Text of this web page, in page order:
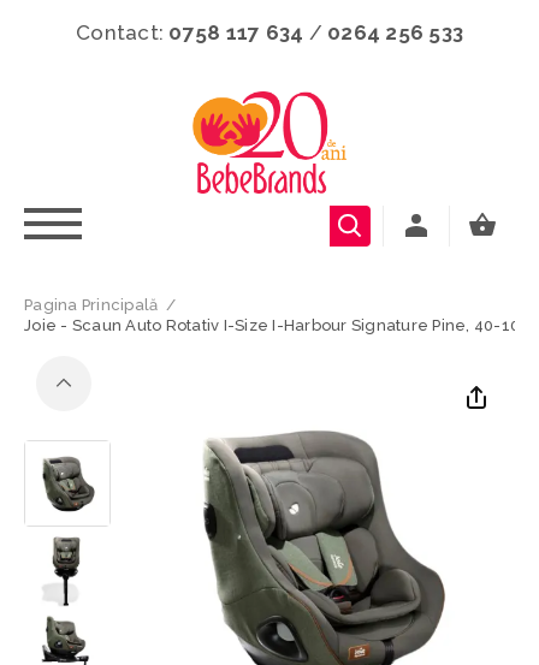
Contact: 0758 117 634 / 0264 256 533
Pagina Principală /
Joie - Scaun Auto Rotativ I-Size I-Harbour Signature Pine, 40-105